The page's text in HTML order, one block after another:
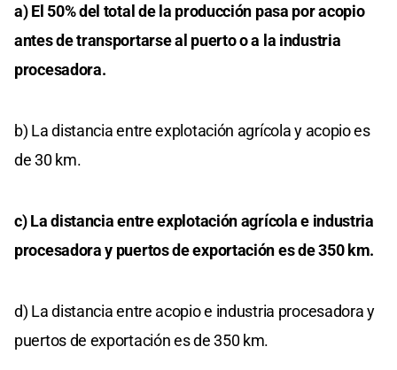
a) El 50% del total de la producción pasa por acopio
antes de transportarse al puerto o a la industria
procesadora.
b) La distancia entre explotación agrícola y acopio es
de 30 km.
c) La distancia entre explotación agrícola e industria
procesadora y puertos de exportación es de 350 km.
d) La distancia entre acopio e industria procesadora y
puertos de exportación es de 350 km.